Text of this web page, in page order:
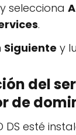
selecciona
.
Siguiente y
del
de
DS esté